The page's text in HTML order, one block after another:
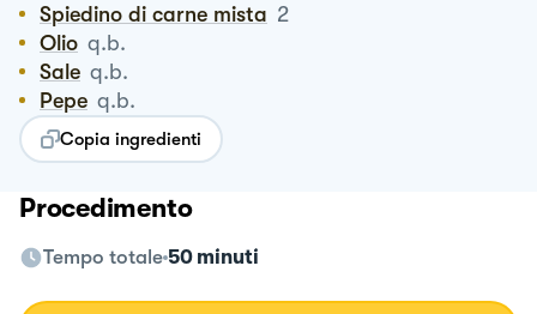
Spiedino di carne mista 2
Olio q.b.
Sale q.b.
Pepe q.b.
Copia ingredienti
Procedimento
Tempo totale 50 minuti